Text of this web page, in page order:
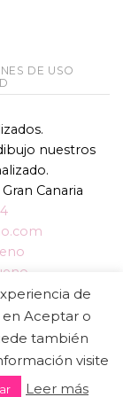
DE USO
nuestros
Canaria
de
Aceptar o
también
visite
Leer más